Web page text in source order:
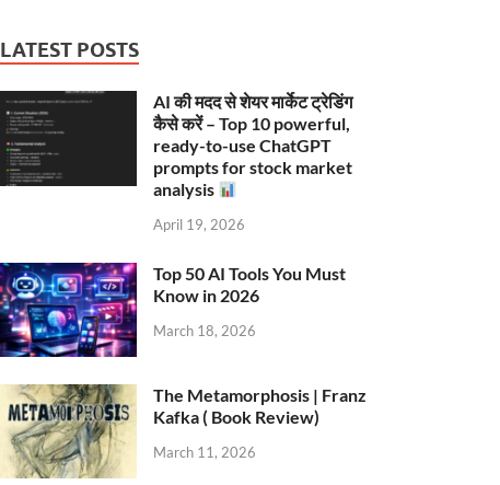
LATEST POSTS
AI की मदद से शेयर मार्केट ट्रेडिंग
कैसे करें – Top 10 powerful,
ready-to-use ChatGPT
prompts for stock market
analysis
April 19, 2026
Top 50 AI Tools You Must
Know in 2026
March 18, 2026
The Metamorphosis | Franz
Kafka ( Book Review)
March 11, 2026